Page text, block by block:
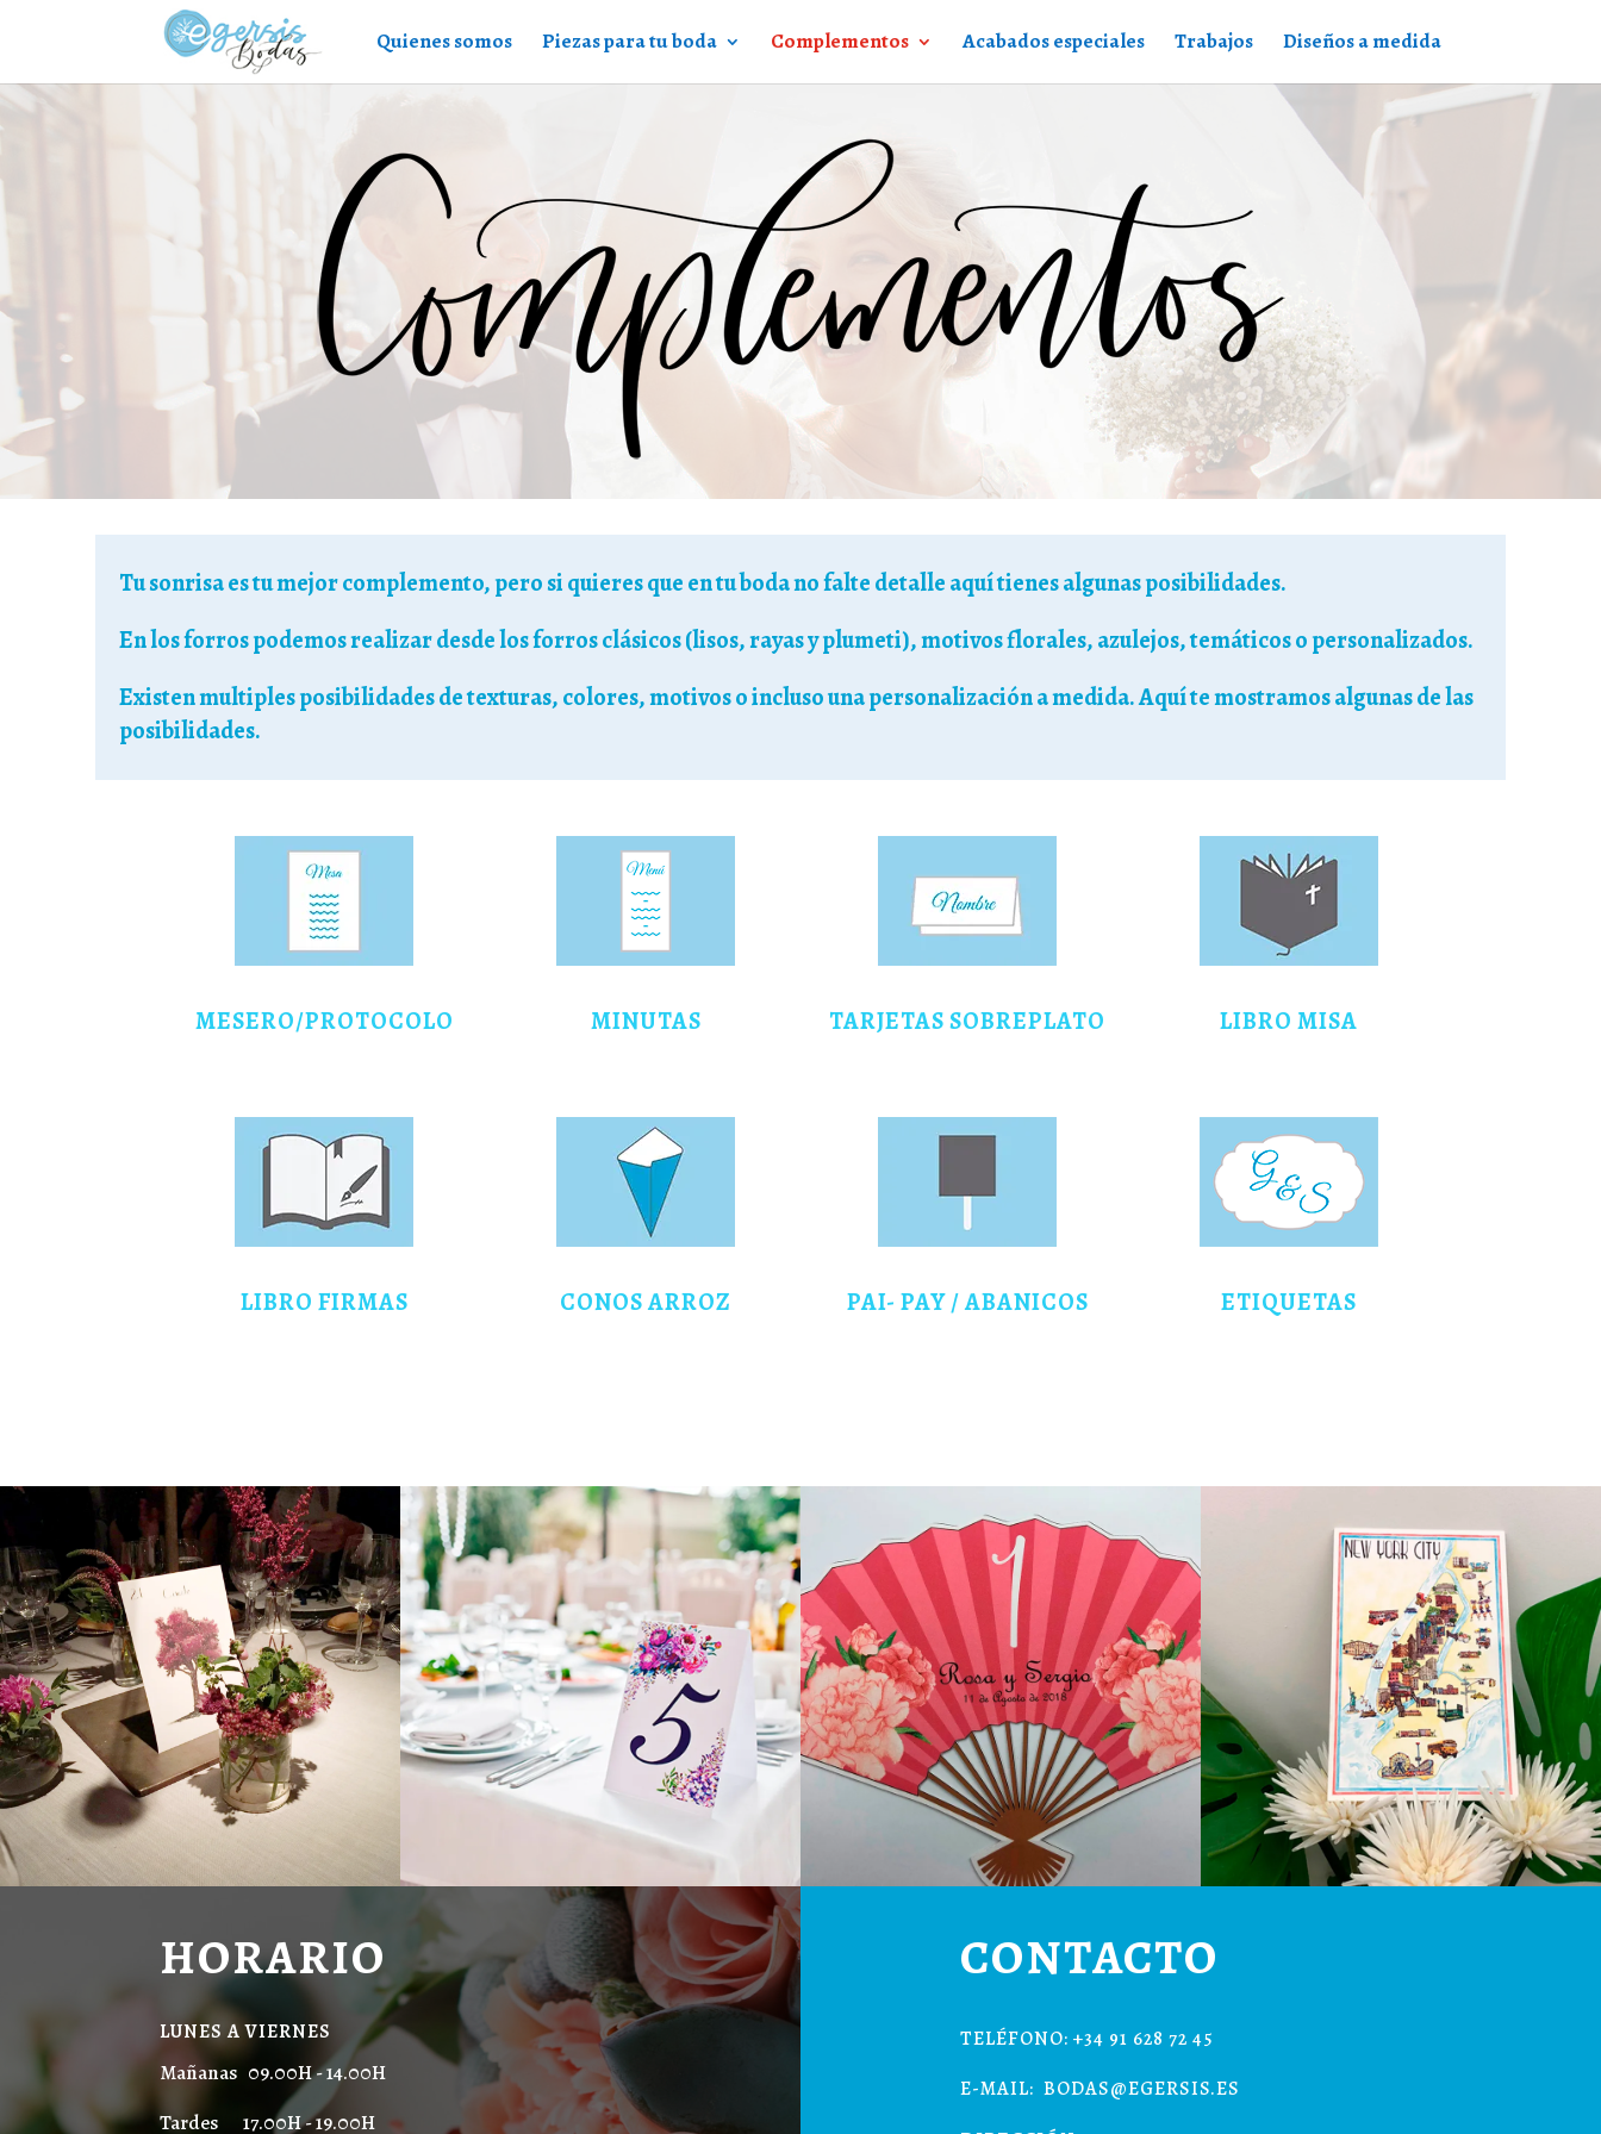
Quienes somos Piezas para tu boda Complementos Acabados especiales Trabajos Diseños a medida
Tu sonrisa es tu mejor complemento, pero si quieres que en tu boda no falte detalle aquí tienes algunas posibilidades.
En los forros podemos realizar desde los forros clásicos (lisos, rayas y plumeti), motivos florales, azulejos, temáticos o personalizados.
Existen multiples posibilidades de texturas, colores, motivos o incluso una personalización a medida. Aquí te mostramos algunas de las
posibilidades.
MESERO/PROTOCOLO MINUTAS TARJETAS SOBREPLATO LIBRO MISA
LIBRO FIRMAS CONOS ARROZ PAI- PAY / ABANICOS ETIQUETAS
HORARIO
LUNES A VIERNES
Mañanas 09.00H - 14.00H
Tardes 17.00H - 19.00H
CONTACTO
TELÉFONO: +34 91 628 72 45
E-MAIL:BODAS@EGERSIS.ES